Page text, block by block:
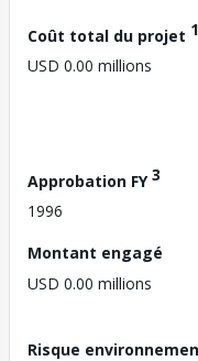
Coût total du projet 1
USD 0.00 millions
Approbation FY3
1996
Montant engagé
USD 0.00 millions
Risque